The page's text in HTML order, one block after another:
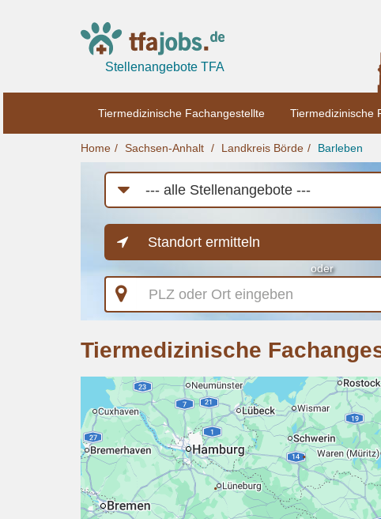
Stellenangebote TFA
Tiermedizinische Fachangestellte Tiermedizinische
Home Sachsen-Anhalt Landkreis Börde Barleben
Job-
Kategorie
Standort ermitteln
oder
PLZ
oder
Ort
Tiermedizinische